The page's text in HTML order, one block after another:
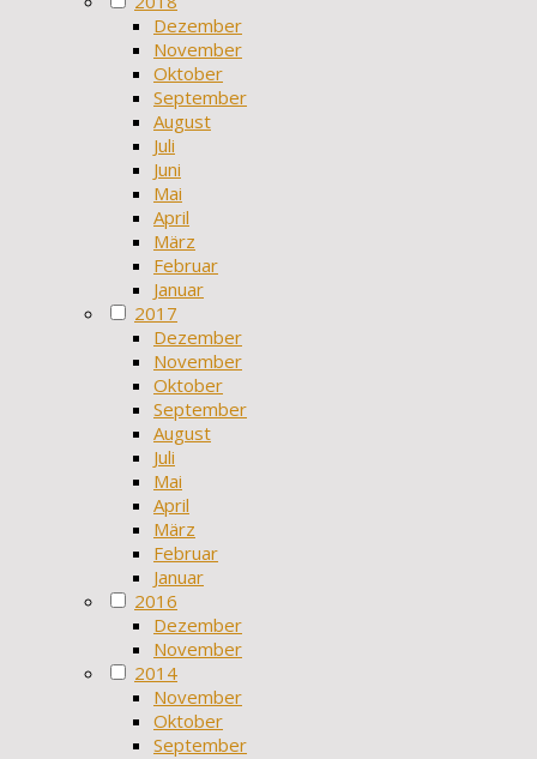
Dezember
November
Oktober
September
August
Juli
Juni
Mai
April
März
Februar
Januar
2017
Dezember
November
Oktober
September
August
Juli
Mai
April
März
Februar
Januar
2016
Dezember
November
2014
November
Oktober
September